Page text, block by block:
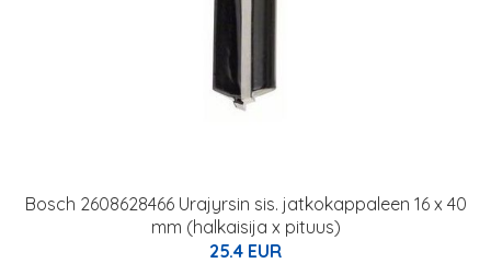
Bosch 2608628466 Urajyrsin sis. jatkokappaleen 16 x 40
mm (halkaisija x pituus)
25.4 EUR